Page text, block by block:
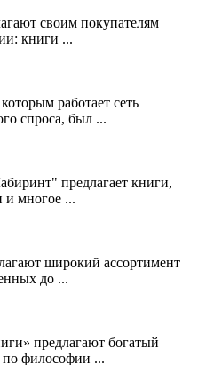
своим покупателям
книги ...
работает сеть
спроса, был ...
предлагает книги,
и многое ...
широкий ассортимент
до ...
предлагают богатый
по философии ...